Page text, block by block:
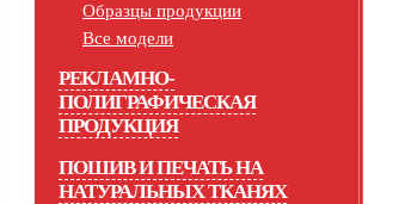
Образцы продукции
Все модели
РЕКЛАМНО-
ПОЛИГРАФИЧЕСКАЯ
ПРОДУКЦИЯ
ПОШИВ И ПЕЧАТЬ НА
НАТУРАЛЬНЫХ ТКАНЯХ